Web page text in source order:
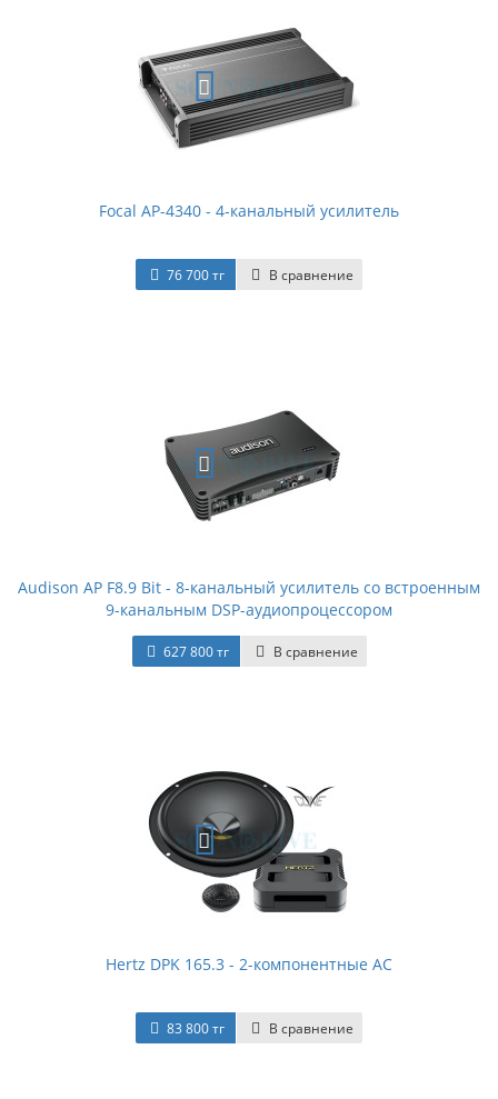
Focal AP-4340 - 4-канальный усилитель
76 700 тг В сравнение
Audison AP F8.9 Bit - 8-канальный усилитель со встроенным
9-канальным DSP-аудиопроцессором
627 800 тг В сравнение
Hertz DPK 165.3 - 2-компонентные АС
83 800 тг В сравнение